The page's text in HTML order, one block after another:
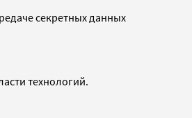
секретных данных
технологий.